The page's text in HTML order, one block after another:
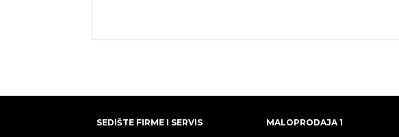
SEDIŠTE FIRME I SERVIS MALOPRODAJA 1